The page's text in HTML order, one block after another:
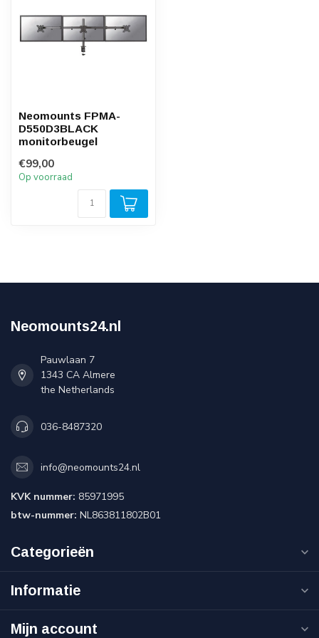
Neomounts FPMA-
D550D3BLACK
monitorbeugel
€99,00
Op voorraad
Neomounts24.nl
Pauwlaan 7
1343 CA Almere
the Netherlands
036-8487320
info@neomounts24.nl
KVK nummer: 85971995
btw-nummer: NL863811802B01
Categorieën
Informatie
Mijn account